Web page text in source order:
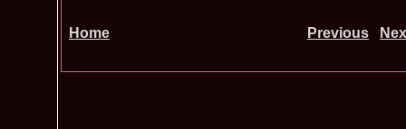
Home Previous